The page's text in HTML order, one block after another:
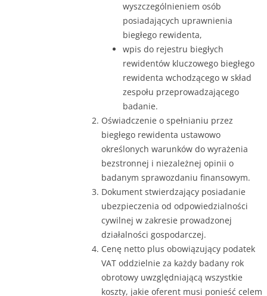
wyszczególnieniem osób
posiadających uprawnienia
biegłego rewidenta,
wpis do rejestru biegłych
rewidentów kluczowego biegłego
rewidenta wchodzącego w skład
zespołu przeprowadzającego
badanie.
Oświadczenie o spełnianiu przez
biegłego rewidenta ustawowo
określonych warunków do wyrażenia
bezstronnej i niezależnej opinii o
badanym sprawozdaniu finansowym.
Dokument stwierdzający posiadanie
ubezpieczenia od odpowiedzialności
cywilnej w zakresie prowadzonej
działalności gospodarczej.
Cenę netto plus obowiązujący podatek
VAT oddzielnie za każdy badany rok
obrotowy uwzględniającą wszystkie
koszty, jakie oferent musi ponieść celem